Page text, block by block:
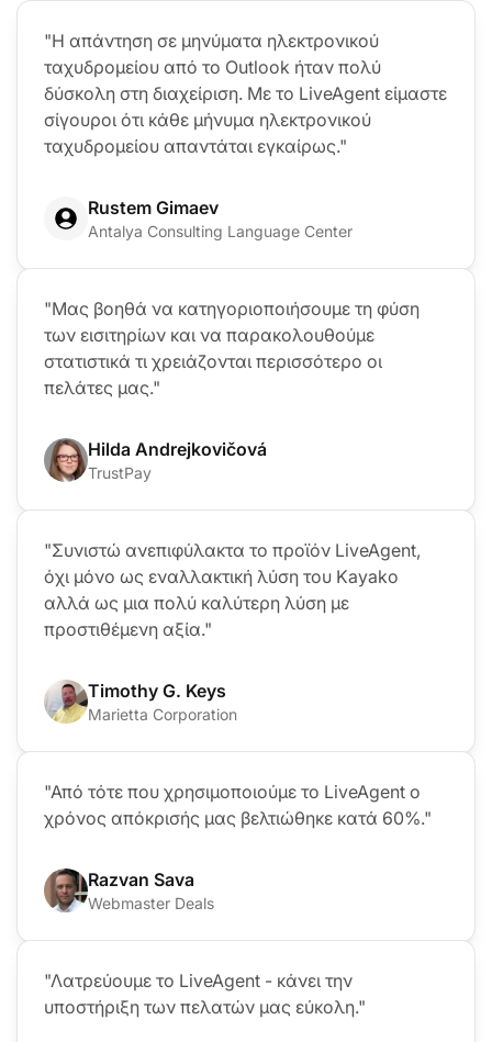
"Η απάντηση σε μηνύματα ηλεκτρονικού
ταχυδρομείου από το Outlook ήταν πολύ
δύσκολη στη διαχείριση. Με το LiveAgent είμαστε
σίγουροι ότι κάθε μήνυμα ηλεκτρονικού
ταχυδρομείου απαντάται εγκαίρως."
Rustem Gimaev
Antalya Consulting Language Center
"Μας βοηθά να κατηγοριοποιήσουμε τη φύση
των εισιτηρίων και να παρακολουθούμε
στατιστικά τι χρειάζονται περισσότερο οι
πελάτες μας."
Hilda Andrejkovičová
TrustPay
"Συνιστώ ανεπιφύλακτα το προϊόν LiveAgent,
όχι μόνο ως εναλλακτική λύση του Kayako
αλλά ως μια πολύ καλύτερη λύση με
προστιθέμενη αξία."
Timothy G. Keys
Marietta Corporation
"Από τότε που χρησιμοποιούμε το LiveAgent ο
χρόνος απόκρισής μας βελτιώθηκε κατά 60%."
Razvan Sava
Webmaster Deals
"Λατρεύουμε το LiveAgent - κάνει την
υποστήριξη των πελατών μας εύκολη."